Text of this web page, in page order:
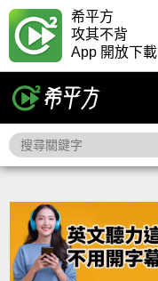
希平方
攻其不背
App 開放下